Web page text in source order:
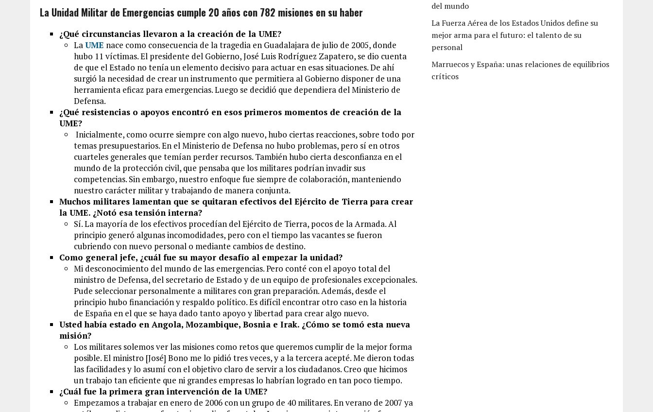
La Unidad Militar de Emergencias cumple 20 años con 782 misiones en su haber
¿Qué circunstancias llevaron a la creación de la UME?
LaUME nace como consecuencia de la tragedia en Guadalajara de julio de 2005, donde
hubo 11 víctimas. El presidente del Gobierno, José Luis Rodríguez Zapatero, se dio cuenta
de que el Estado no tenía un elemento decisivo para actuar en esas situaciones. De ahí
surgió la necesidad de crear un instrumento que permitiera al Gobierno disponer de una
herramienta eficaz para emergencias. Luego se decidió que dependiera del Ministerio de
Defensa.
¿Qué resistencias o apoyos encontró en esos primeros momentos de creación de la
UME?
Inicialmente, como ocurre siempre con algo nuevo, hubo ciertas reacciones, sobre todo por
temas presupuestarios. En el Ministerio de Defensa no hubo problemas, pero sí en otros
cuarteles generales que temían perder recursos. También hubo cierta desconfianza en el
mundo de la protección civil, que pensaba que los militares podrían invadir sus
competencias. Sin embargo, nuestro enfoque fue siempre de colaboración, manteniendo
nuestro carácter militar y trabajando de manera conjunta.
Muchos militares lamentan que se quitaran efectivos del Ejército de Tierra para crear
la UME. ¿Notó esa tensión interna?
Sí. La mayoría de los efectivos procedían del Ejército de Tierra, pocos de la Armada. Al
principio generó algunas incomodidades, pero con el tiempo las vacantes se fueron
cubriendo con nuevo personal o mediante cambios de destino.
Como general jefe, ¿cuál fue su mayor desafío al empezar la unidad?
Mi desconocimiento del mundo de las emergencias. Pero conté con el apoyo total del
ministro de Defensa, del secretario de Estado y de un equipo de profesionales excepcionales.
Pude seleccionar personalmente a militares con gran preparación. Además, desde el
principio hubo financiación y respaldo político. Es difícil encontrar otro caso en la historia
de España en el que se haya dado tanto apoyo y libertad para crear algo nuevo.
Usted había estado en Angola, Mozambique, Bosnia e Irak. ¿Cómo se tomó esta nueva
misión?
Los militares solemos ver las misiones como retos que queremos cumplir de la mejor forma
posible. El ministro [José] Bono me lo pidió tres veces, y a la tercera acepté. Me dieron todas
las facilidades y lo asumí con el objetivo claro de servir a los ciudadanos. Creo que hicimos
un trabajo tan eficiente que ni grandes empresas lo habrían logrado en tan poco tiempo.
¿Cuál fue la primera gran intervención de la UME?
Empezamos a trabajar en enero de 2006 con un grupo de 40 militares. En verano de 2007 ya
del mundo
La Fuerza Aérea de los Estados Unidos define su
mejor arma para el futuro: el talento de su
personal
Marruecos y España: unas relaciones de equilibrios
críticos